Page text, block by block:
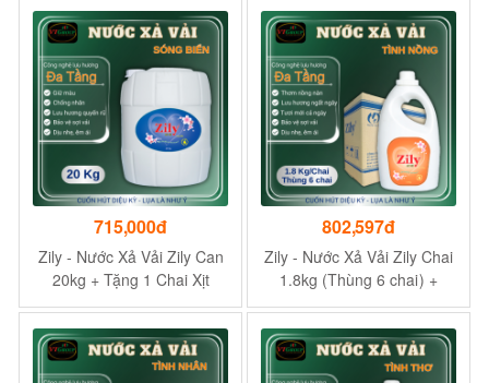
715,000đ
Zily - Nước Xả Vải Zily Can
20kg + Tặng 1 Chai Xịt
Thơm & Làm Phẳng Zily
300g
802,597đ
Zily - Nước Xả Vải Zily Chai
1.8kg (Thùng 6 chai ) +
Tặng 1 Chai Xịt Thơm &
Làm Phẳng Zily 300g